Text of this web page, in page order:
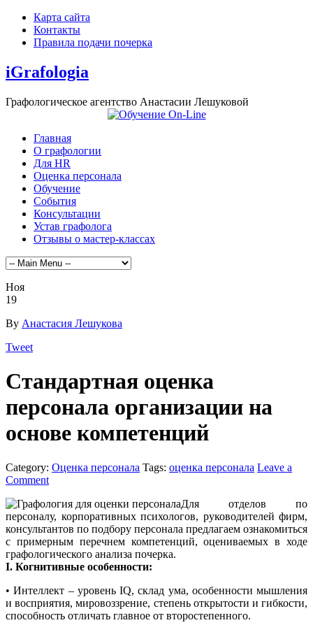
Карта сайта
Контакты
Правила подачи почерка
iGrafologia
Графологическое агентство Анастасии Лешуковой
Главная
О графологии
Для HR
Оценка персонала
Обучение
События
Консультации
Устав графолога
Отзывы о мастер-классах
Ноя
19
By Анастасия Лешукова
Tweet
Стандартная оценка
персонала организации на
основе компетенций
Category: Оценка персонала Tags: оценка персонала Leave a
Comment
Для отделов по
персоналу, корпоративных психологов, руководителей фирм,
консультантов по подбору персонала предлагаем ознакомиться
с примерным перечнем компетенций, оцениваемых в ходе
графологического анализа почерка.
I. Когнитивные особенности:
• Интеллект – уровень IQ, склад ума, особенности мышления
и восприятия, мировоззрение, степень открытости и гибкости,
способность отличать главное от второстепенного.